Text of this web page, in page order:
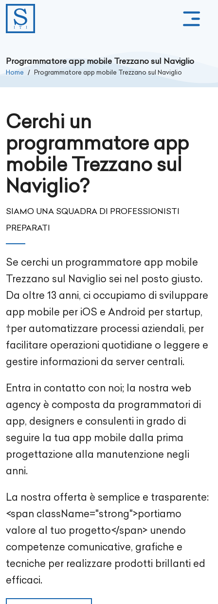
Programmatore app mobile Trezzano sul Naviglio
Home Programmatore app mobile Trezzano sul Naviglio
Cerchi un
programmatore app
mobile Trezzano sul
Naviglio?
SIAMO UNA SQUADRA DI PROFESSIONISTI
PREPARATI
Se cerchi un programmatore app mobile
Trezzano sul Naviglio sei nel posto giusto.
Da oltre 13 anni, ci occupiamo di sviluppare
app mobile per iOS e Android per startup,
†per automatizzare processi aziendali, per
facilitare operazioni quotidiane o leggere e
gestire informazioni da server centrali.
Entra in contatto con noi; la nostra web
agency è composta da programmatori di
app, designers e consulenti in grado di
seguire la tua app mobile dalla prima
progettazione alla manutenzione negli
anni.
La nostra offerta è semplice e trasparente:
<span className="strong">portiamo
valore al tuo progetto</span> unendo
competenze comunicative, grafiche e
tecniche per realizzare prodotti brillanti ed
efficaci.